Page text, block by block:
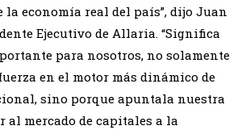
la economía real del país”, dijo Juan
Ejecutivo de Allaria. “Significa
para nosotros, no solamente
en el motor más dinámico de
sino porque apuntala nuestra
al mercado de capitales a la